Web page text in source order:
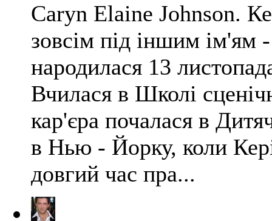
Caryn Elaine Johnson.
зовсім під іншим ім'ям
народилася 13
Вчилася в Школі
кар'єра почалася в
в Нью - Йорку, коли
довгий час пра...